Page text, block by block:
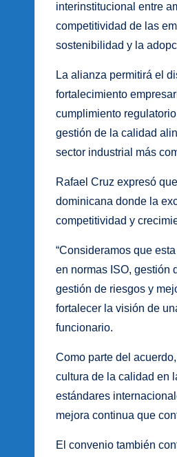
interinstitucional entre
competitividad de las
sostenibilidad y la
La alianza permitirá el
fortalecimiento
cumplimiento
gestión de la calidad
sector industrial más
Rafael Cruz expresó
dominicana donde la
competitividad y
“Consideramos que
en normas ISO, gestión
gestión de riesgos y
fortalecer la visión de
funcionario.
Como parte del
cultura de la calidad en
estándares
mejora continua que
El convenio también